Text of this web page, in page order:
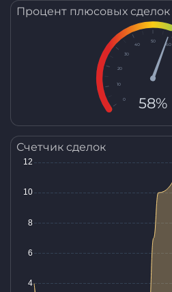
Процент плюсовых сделок
0
10
20
30
40
50
60
58%
Счетчик сделок